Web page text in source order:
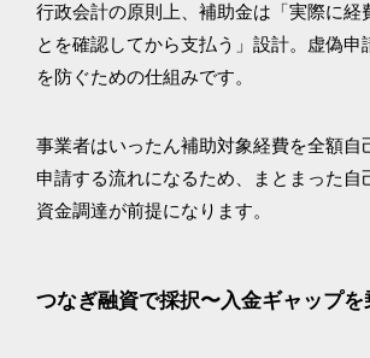
行政会計の原則上、補助金は「実際に経
とを確認してから支払う」設計。虚偽申
を防ぐための仕組みです。
事業者はいったん補助対象経費を全額自
申請する流れになるため、まとまった自
資金調達が前提になります。
つなぎ融資で採択〜入金ギャップを